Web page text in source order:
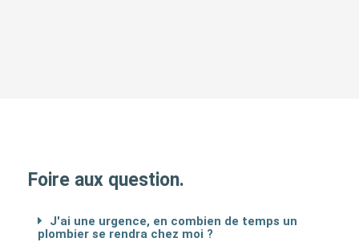
Foire aux question.
J'ai une urgence, en combien de temps un
plombier se rendra chez moi ?